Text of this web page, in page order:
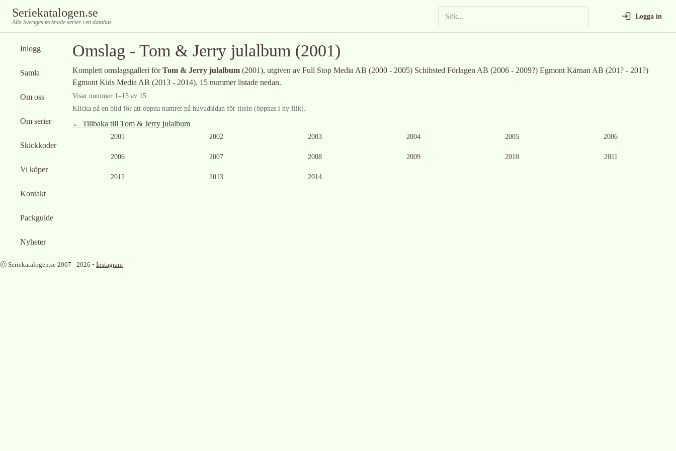
Seriekatalogen.se
Alla Sveriges tecknade serier i en databas
Logga in
Inlogg
Samla
Om oss
Om serier
Skickkoder
Vi köper
Kontakt
Packguide
Nyheter
Omslag - Tom & Jerry julalbum (2001)
Komplett omslagsgalleri förTom & Jerry julalbum (2001), utgiven av Full Stop Media AB (2000 - 2005) Schibsted Förlagen AB (2006 - 2009?) Egmont Kärnan AB (201? - 201?)
Egmont Kids Media AB (2013 - 2014). 15 nummer listade nedan.
Visar nummer 1–15 av 15
Klicka på en bild för att öppna numret på huvudsidan för titeln (öppnas i ny flik).
← Tillbaka till Tom & Jerry julalbum
2001 Ingen bild tillgänglig
2002 Ingen bild tillgänglig
2003 2004 2005 Ingen bild tillgänglig
2006
Ingen bild tillgänglig
2006 2007 Ingen bild tillgänglig
2008 Ingen bild tillgänglig
2009 2010 2011
Ingen bild tillgänglig
2012 2013 2014
Ⓒ Seriekatalogen.se 2007 - 2026 • Instagram